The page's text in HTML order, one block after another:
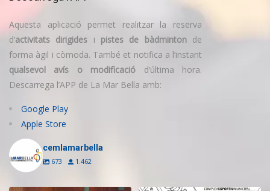
Aquesta aplicació permet realitzar la reserva
d’activitats dirigides i pistes de bàdmintonde
forma àgil i còmoda. També et notifica a l’instant
qualsevol avís o modificació d’última hora.
Descarrega l’APP de La Mar Bella amb:
Google Play
Apple Store
cemlamarbella
673 1.462